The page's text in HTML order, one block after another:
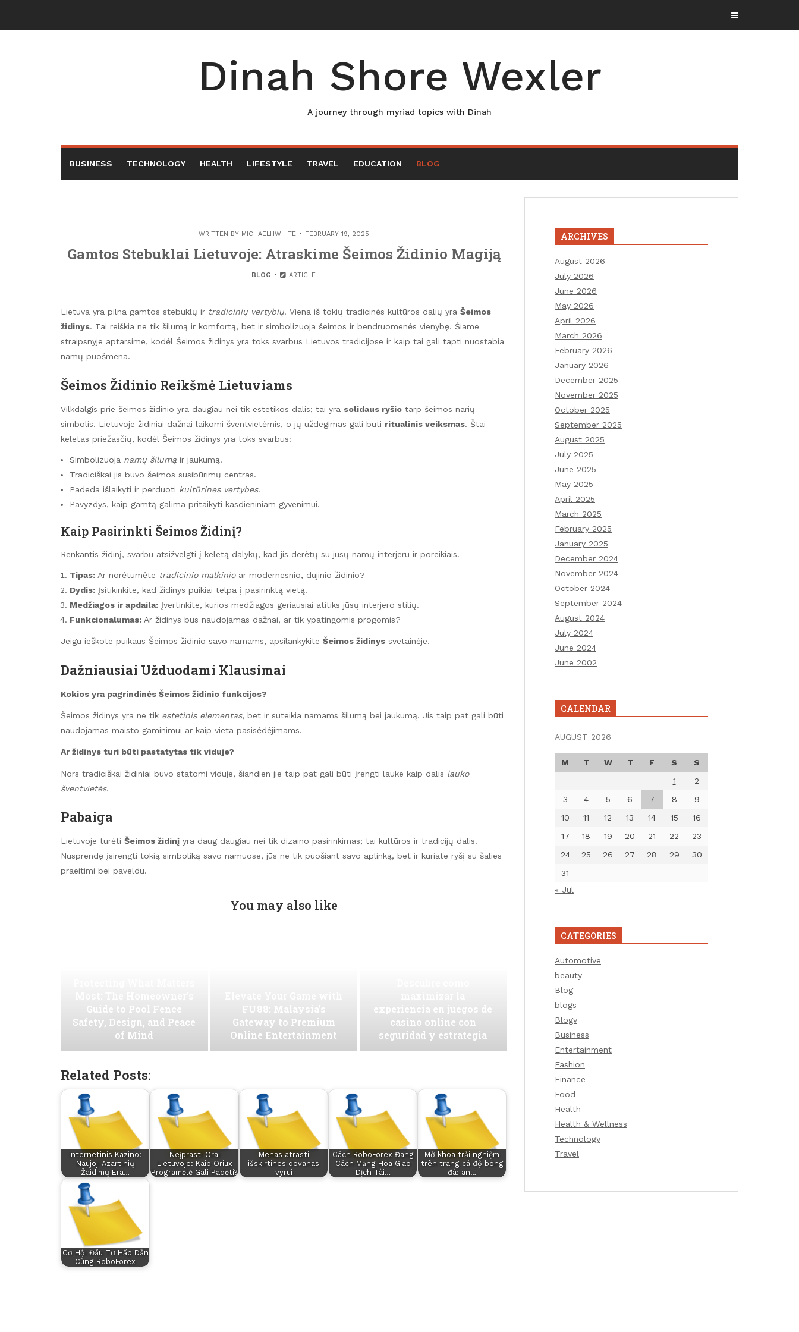
content
Dinah Shore Wexler
A journey through myriad topics with Dinah
BUSINESS TECHNOLOGY HEALTH LIFESTYLE TRAVEL EDUCATION BLOG
WRITTEN BY MICHAELHWHITE FEBRUARY 19, 2025
Gamtos Stebuklai Lietuvoje: Atraskime Šeimos Židinio Magiją
BLOG ARTICLE
Lietuva yra pilna gamtos stebuklų ir tradicinių vertybių. Viena iš tokių tradicinės kultūros dalių yra Šeimos
židinys. Tai reiškia ne tik šilumą ir komfortą, bet ir simbolizuoja šeimos ir bendruomenės vienybę. Šiame
straipsnyje aptarsime, kodėl Šeimos židinys yra toks svarbus Lietuvos tradicijose ir kaip tai gali tapti nuostabia
namų puošmena.
Šeimos Židinio Reikšmė Lietuviams
Vilkdalgis prie šeimos židinio yra daugiau nei tik estetikos dalis; tai yra solidaus ryšio tarp šeimos narių
simbolis. Lietuvoje židiniai dažnai laikomi šventvietėmis, o jų uždegimas gali būti ritualinis veiksmas. Štai
keletas priežasčių, kodėl Šeimos židinys yra toks svarbus:
Simbolizuoja namų šilumą ir jaukumą.
Tradiciškai jis buvo šeimos susibūrimų centras.
Padeda išlaikyti ir perduoti kultūrines vertybes.
Pavyzdys, kaip gamtą galima pritaikyti kasdieniniam gyvenimui.
Kaip Pasirinkti Šeimos Židinį?
Renkantis židinį, svarbu atsižvelgti į keletą dalykų, kad jis derėtų su jūsų namų interjeru ir poreikiais.
Tipas: Ar norėtumėte tradicinio malkinioar modernesnio, dujinio židinio?
Dydis: Įsitikinkite, kad židinys puikiai telpa į pasirinktą vietą.
Medžiagos ir apdaila: Įvertinkite, kurios medžiagos geriausiai atitiks jūsų interjero stilių.
Funkcionalumas: Ar židinys bus naudojamas dažnai, ar tik ypatingomis progomis?
Jeigu ieškote puikaus Šeimos židinio savo namams, apsilankykite Šeimos židinys svetainėje.
Dažniausiai Užduodami Klausimai
Kokios yra pagrindinės Šeimos židinio funkcijos?
Šeimos židinys yra ne tik estetinis elementas, bet ir suteikia namams šilumą bei jaukumą. Jis taip pat gali būti
naudojamas maisto gaminimui ar kaip vieta pasisėdėjimams.
Ar židinys turi būti pastatytas tik viduje?
Nors tradiciškai židiniai buvo statomi viduje, šiandien jie taip pat gali būti įrengti lauke kaip dalis lauko
šventvietės.
Pabaiga
Lietuvoje turėti Šeimos židinį yra daug daugiau nei tik dizaino pasirinkimas; tai kultūros ir tradicijų dalis.
Nusprendę įsirengti tokią simboliką savo namuose, jūs ne tik puošiant savo aplinką, bet ir kuriate ryšį su šalies
praeitimi bei paveldu.
You may also like
Guide to Pool Fence
Safety, Design, and Peace
of Mind
FU88: Malaysia’s
Gateway to Premium
Online Entertainment
experiencia en juegos de
casino online con
seguridad y estrategia
Related Posts:
Internetinis Kazino:
Naujoji Azartinių
Žaidimų Era…
Neįprasti Orai
Lietuvoje: Kaip Oriux
Programėlė Gali Padėti?
Menas atrasti
išskirtines dovanas
vyrui
Cách RoboForex Đang
Cách Mạng Hóa Giao
Dịch Tài…
Mở khóa trải nghiệm
trên trang cá độ bóng
đá: an…
Cơ Hội Đầu Tư Hấp Dẫn
Cùng RoboForex
ARCHIVES
August 2026
July 2026
June 2026
May 2026
April 2026
March 2026
February 2026
January 2026
December 2025
November 2025
October 2025
September 2025
August 2025
July 2025
June 2025
May 2025
April 2025
March 2025
February 2025
January 2025
December 2024
November 2024
October 2024
September 2024
August 2024
July 2024
June 2024
June 2002
CALENDAR
AUGUST 2026
M T W T F S
S
1
2
3
4 5 6 7 8
9
10
11 12 13 14 15
16
17
18 19 20 21 22
23
24
25 26 27 28 29
30
31
« Jul
CATEGORIES
Automotive
beauty
Blog
blogs
Blogv
Business
Entertainment
Fashion
Finance
Food
Health
Health & Wellness
Technology
Travel